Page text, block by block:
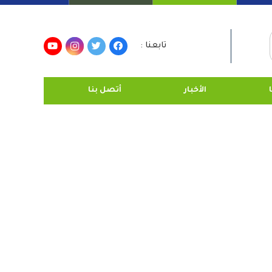
تابعنا :
الأخبار أتصل بنا